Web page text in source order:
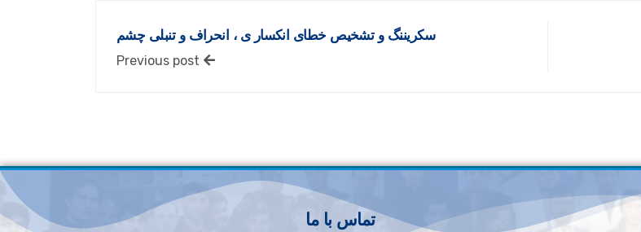
سکریننگ و تشخیص خطای انکسار ی ، انحراف و تنبلی چشم
Previous post
تماس با ما